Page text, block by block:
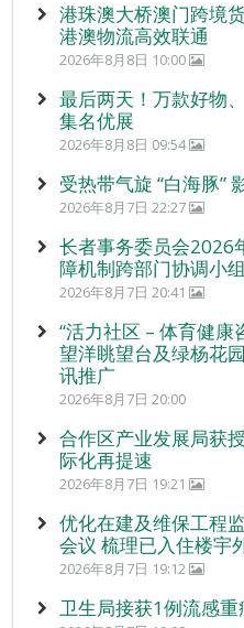
港珠澳大桥澳门跨境
港澳物流高效联通
2026年8月8日 10:00
最后两天！万款好物
集名优展
2026年8月8日 09:54
受热带气旋 “白海豚
2026年8月7日 22:27
长者事务委员会2026
障机制跨部门协调小
2026年8月7日 20:41
“活力社区 – 体育健康
望洋眺望台及绿杨花
讯推广
2026年8月7日 20:00
合作区产业发展局获
际化再提速
2026年8月7日 19:21
优化在建及维保工程
会议 梳理已入住楼宇
2026年8月7日 19:12
卫生局接获1例流感重